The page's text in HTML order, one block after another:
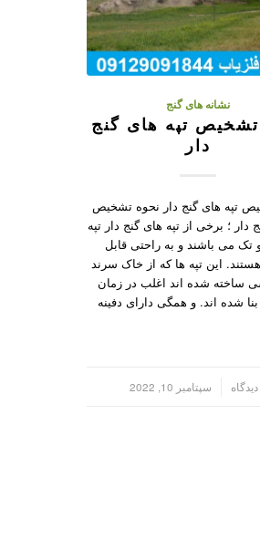
نشانه های گنج
تپه های گنج
دار
تپه های گنج دار نحوه تشخیص
دار ؛ برخی از تپه های گنج دار تپه
و تک می باشند و به راحتی قابل
این تپه ها که از خاک سرند
ساخته شده اند اغلب در زمان
شده اند. و همگی دارای دفینه
سپتامبر 10, 2022